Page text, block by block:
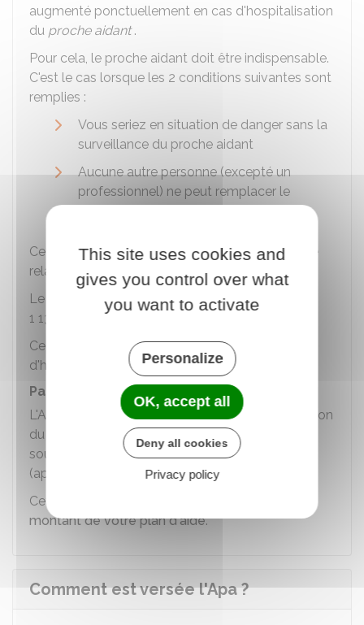
augmenté ponctuellement en cas d'hospitalisation
du proche aidant.
Pour cela, le proche aidant doit être indispensable.
C'est le cas lorsque les 2 conditions suivantes sont
remplies :
Vous seriez en situation de danger sans la
surveillance du proche aidant
Aucune autre personne (excepté un
professionnel) ne peut remplacer le
Cette majoration sert à financer des solutions de
relais (aide à domicile, accueil temporaire...).
Le montant maximum de la majoration est de
1 139,94 €
par hospitalisation.
Ce montant doit être utilisé durant la période
d'hospitalisation concernée.
Participation financière du bénéficiaire
L'Apa à domicile est égal au montant de la fraction
du plan d'aide que vous utilisez, auquel on
soustrait une somme restant à votre charge
(appelée aussi votreparticipation financière
Cette somme dépend de
montant de votre plan d'aide.
Comment est versée l'Apa ?
This site uses cookies and
gives you control over what
you want to activate
Personalize
OK, accept all
Deny all cookies
Privacy policy